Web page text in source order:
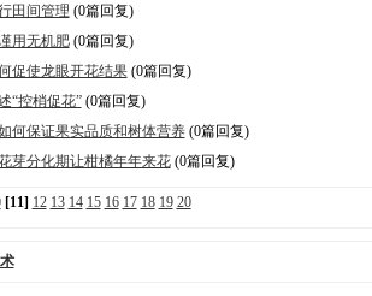
田间管理 (0篇回复)
用无机肥(0篇回复)
促使龙眼开花结果(0篇回复)
“控梢促花”(0篇回复)
何保证果实品质和树体营养(0篇回复)
芽分化期让柑橘年年来花(0篇回复)
[11] 12 13 14 15 16 17 18 19 20